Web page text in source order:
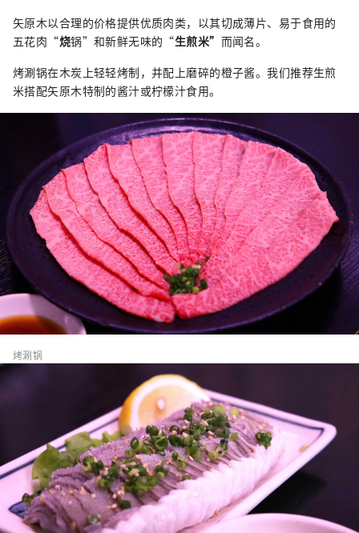
矢原木以合理的价格提供优质肉类，以其切成薄片、易于食用的
五花肉“烧锅”和新鲜无味的“生煎米” 而闻名。
烤涮锅在木炭上轻轻烤制，并配上磨碎的橙子酱。我们推荐生煎
米搭配矢原木特制的酱汁或柠檬汁食用。
烤涮锅